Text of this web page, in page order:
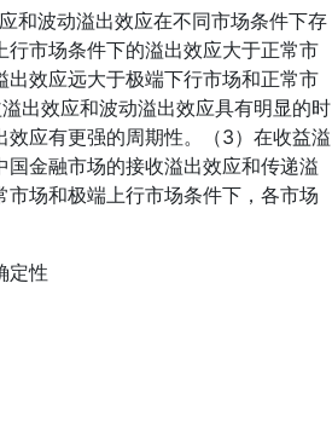
和波动溢出效应在不同市场条件下存
市场条件下的溢出效应大于正常市
效应远大于极端下行市场和正常市
出效应和波动溢出效应具有明显的时
应有更强的周期性。（3）在收益溢
金融市场的接收溢出效应和传递溢
场和极端上行市场条件下，各市场
定性